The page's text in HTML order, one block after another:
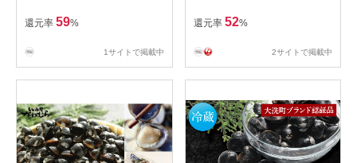
還元率 59%
1サイトで掲載中
還元率 52%
2サイトで掲載中